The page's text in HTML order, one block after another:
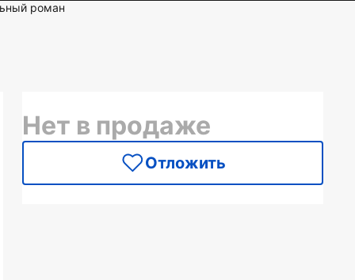
роман
Нет в продаже
Отложить